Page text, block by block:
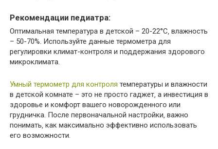
Рекомендации педиатра:
Оптимальная температура в детской – 20-22°C‚ влажность
– 50-70%. Используйте данные термометра для
регулировки климат-контроля и поддержания здорового
микроклимата.
Умный термометр для контроля температуры и влажности
в детской комнате – это не просто гаджет‚ а инвестиция в
здоровье и комфорт вашего новорожденного или
грудничка. После первоначальной настройки‚ важно
понимать‚ как максимально эффективно использовать
его возможности.